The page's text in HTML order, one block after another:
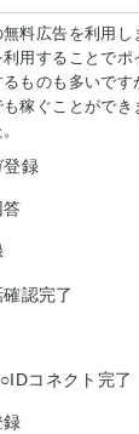
料広告を利用
用することで
ものも多いで
稼ぐことができ
登録
答
認完了
コネクト完了
録